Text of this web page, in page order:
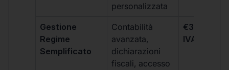
personalizzata
Gestione
Regime
Semplificato
Contabilità
avanzata,
dichiarazioni
fiscali, accesso
€333 +
IVA/